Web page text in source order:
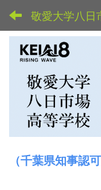
敬愛大学八日
（千葉県知事認可